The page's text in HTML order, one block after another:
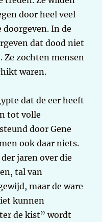
door heel veel
doorgeven. In de
dat dood niet
Ze zochten mensen
waren.
dat de eer heeft
tot volle
door Gene
ook daar niets.
jaren over die
tal van
maar de ware
kunnen
de kist” wordt